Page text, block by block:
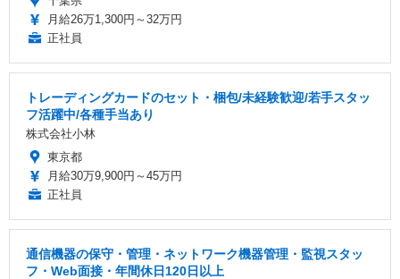
月給26万1,300円～32万円
正社員
トレーディングカードのセット・梱包/未経験歓迎/若手スタッ
フ活躍中/各種手当あり
株式会社小林
東京都
月給30万9,900円～45万円
正社員
通信機器の保守・管理・ネットワーク機器管理・監視スタッ
フ・Web面接・年間休日120日以上